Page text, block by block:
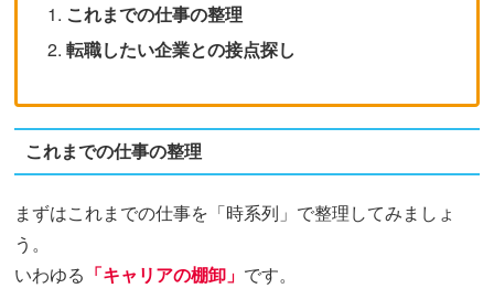
これまでの仕事の整理
転職したい企業との接点探し
これまでの仕事の整理
まずはこれまでの仕事を「時系列」で整理してみましょ
う。
いわゆる 「キャリアの棚卸」 です。